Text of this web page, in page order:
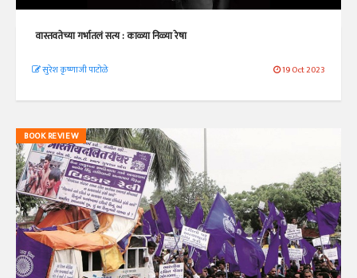
वास्तवतेच्या गर्भातलं सत्य : काळ्या निळ्या रेषा
सुरेश कृष्णाजी पाटोळे 19 Oct 2023
BOOK REVIEW